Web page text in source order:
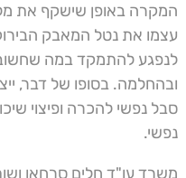
המקרה באופן שישקף את
עצמו את נטל המאבק
לנפגע להתמקד במה
ובהחלמה. בסופו של דבר,
סבל נפשי להכרה ופיצוי
נפשי.
משרד עו"ד חלים סרחאן